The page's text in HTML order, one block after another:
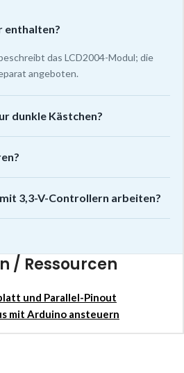
enthalten?
das LCD2004-Modul; die
angeboten.
dunkle Kästchen?
3,3-V-Controllern arbeiten?
/ Ressourcen
und Parallel-Pinout
mit Arduino ansteuern